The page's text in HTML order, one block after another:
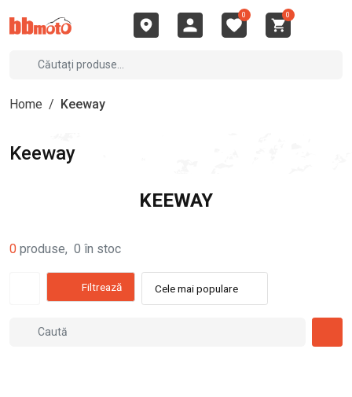
0 0
Home / Keeway
Keeway
KEEWAY
0 produse, 0 în stoc
Filtrează Cele mai populare